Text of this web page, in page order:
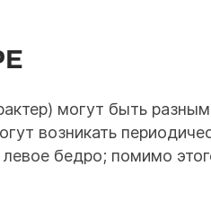
могут быть
возникать
бедро; помимо